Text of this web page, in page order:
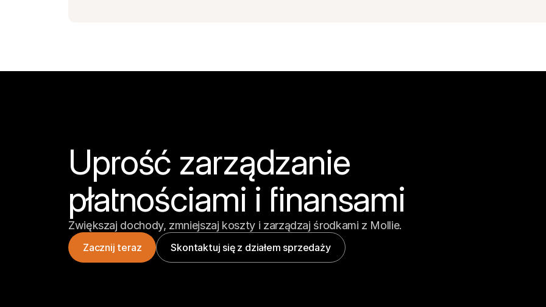
Uprość zarządzanie
płatnościami i finansami
Zwiększaj dochody, zmniejszaj koszty i zarządzaj środkami z Mollie.
Zacznij teraz Skontaktuj się z działem sprzedaży